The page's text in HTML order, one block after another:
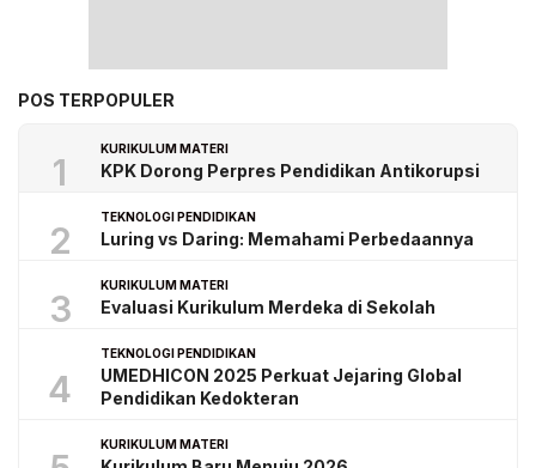
POS TERPOPULER
1
KURIKULUM MATERI
KPK Dorong Perpres Pendidikan Antikorupsi
2
TEKNOLOGI PENDIDIKAN
Luring vs Daring: Memahami Perbedaannya
3
KURIKULUM MATERI
Evaluasi Kurikulum Merdeka di Sekolah
4
TEKNOLOGI PENDIDIKAN
UMEDHICON 2025 Perkuat Jejaring Global
Pendidikan Kedokteran
KURIKULUM MATERI